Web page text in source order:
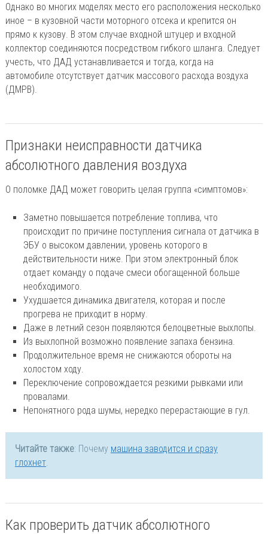
Однако во многих моделях место его расположения несколько
иное – в кузовной части моторного отсека и крепится он
прямо к кузову. В этом случае входной штуцер и входной
коллектор соединяются посредством гибкого шланга. Следует
учесть, что ДАД устанавливается и тогда, когда на
автомобиле отсутствует датчик массового расхода воздуха
(ДМРВ).
Признаки неисправности датчика
абсолютного давления воздуха
О поломке ДАД может говорить целая группа «симптомов»:
Заметно повышается потребление топлива, что
происходит по причине поступления сигнала от датчика в
ЭБУ о высоком давлении, уровень которого в
действительности ниже. При этом электронный блок
отдает команду о подаче смеси обогащенной больше
необходимого.
Ухудшается динамика двигателя, которая и после
прогрева не приходит в норму.
Даже в летний сезон появляются белоцветные выхлопы.
Из выхлопной возможно появление запаха бензина.
Продолжительное время не снижаются обороты на
холостом ходу.
Переключение сопровождается резкими рывками или
провалами.
Непонятного рода шумы, нередко перерастающие в гул.
Читайте также: Почему машина заводится и сразу
глохнет.
Как проверить датчик абсолютного